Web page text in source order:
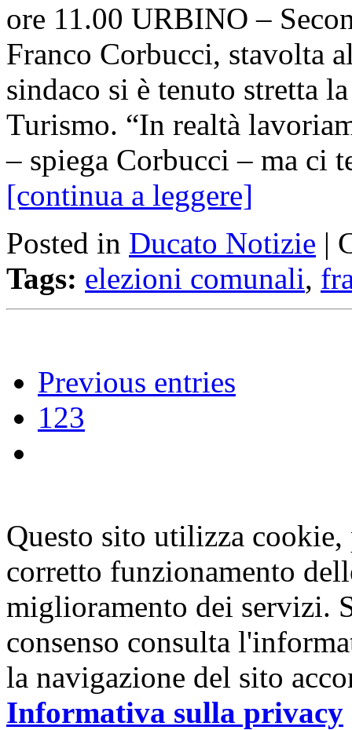
ore 11.00 URBINO –
Franco Corbucci, stavolta
sindaco si è tenuto stretta
Turismo. “In realtà
– spiega Corbucci – ma ci
[continua a leggere]
Posted in Ducato Notizie |
Tags: elezioni comunali,
Previous entries
123
Questo sito utilizza
corretto funzionamento
miglioramento dei servizi.
consenso consulta
la navigazione del sito
Informativa sulla privacy